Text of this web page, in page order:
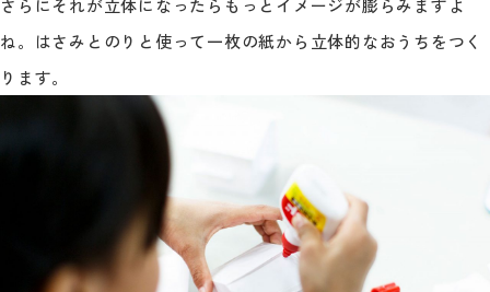
さらにそれが立体になったらもっとイメージが膨らみますよ
ね。はさみとのりと使って一枚の紙から立体的なおうちをつく
ります。